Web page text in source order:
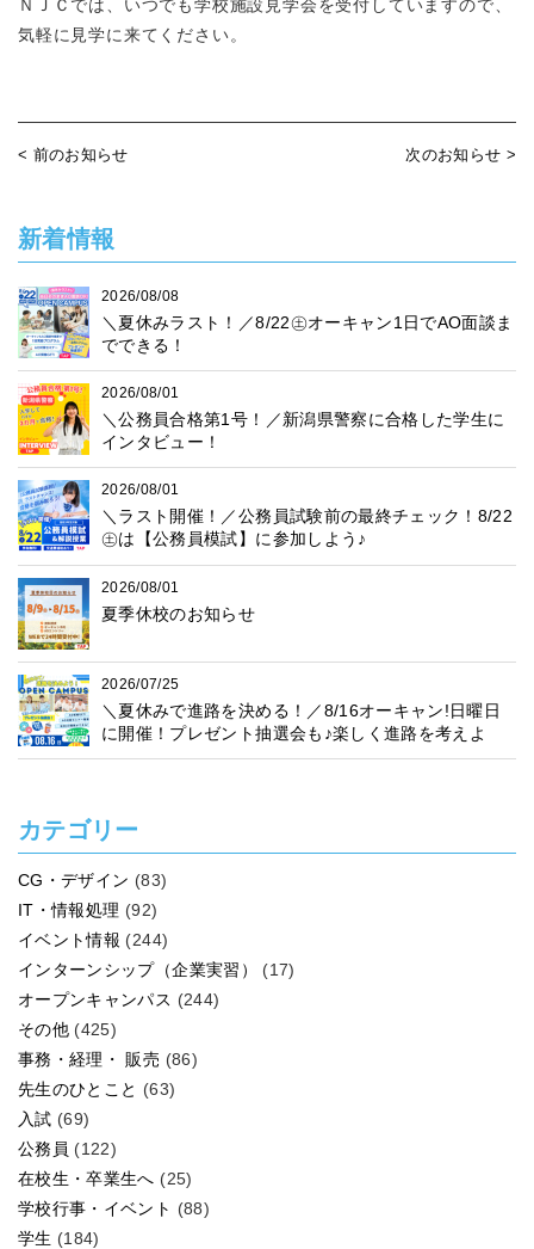
ＮＪＣでは、いつでも学校施設見学会を受付していますので、
気軽に見学に来てください。
< 前のお知らせ 次のお知らせ >
新着情報
2026/08/08
＼夏休みラスト！／8/22㊏オーキャン1日でAO面談ま
でできる！
2026/08/01
＼公務員合格第1号！／新潟県警察に合格した学生に
インタビュー！
2026/08/01
＼ラスト開催！／公務員試験前の最終チェック！8/22
㊏は【公務員模試】に参加しよう♪
2026/08/01
夏季休校のお知らせ
2026/07/25
＼夏休みで進路を決める！／8/16オーキャン!日曜日
に開催！プレゼント抽選会も♪楽しく進路を考えよ
う！
カテゴリー
CG・デザイン (83)
IT・情報処理 (92)
イベント情報 (244)
インターンシップ（企業実習）
(17)
オープンキャンパス (244)
その他 (425)
事務・経理・ 販売 (86)
先生のひとこと (63)
入試 (69)
公務員 (122)
在校生・卒業生へ (25)
学校行事・イベント (88)
学生 (184)